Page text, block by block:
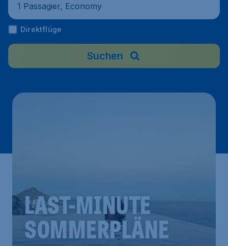
1 Passagier, Economy
Direktflüge
Suchen
LAST-MINUTE
SOMMERPLÄNE